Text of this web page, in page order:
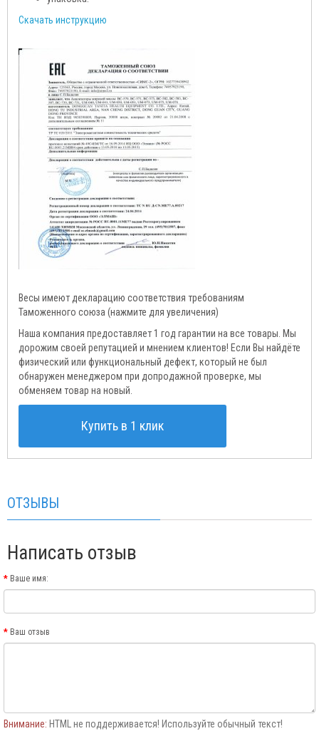
Скачать инструкцию
Весы имеют декларацию соответствия требованиям
Таможенного союза (нажмите для увеличения)
Наша компания предоставляет 1 год гарантии на все товары. Мы
дорожим своей репутацией и мнением клиентов! Если Вы найдёте
физический или функциональный дефект, который не был
обнаружен менеджером при допродажной проверке, мы
обменяем товар на новый.
Купить в 1 клик
ОТЗЫВЫ
Написать отзыв
Ваше имя:
Ваш отзыв
Внимание: HTML не поддерживается! Используйте обычный текст!